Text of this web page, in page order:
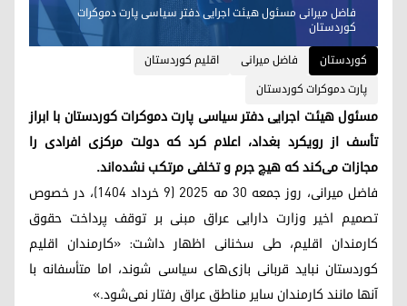
فاضل میرانی مسئول هیئت اجرایی دفتر سیاسی پارت دموکرات
کوردستان
کوردستان
فاضل میرانی
اقلیم کوردستان
پارت دموکرات کوردستان
مسئول هیئت اجرایی دفتر سیاسی پارت دموکرات کوردستان با ابراز
تأسف از رویکرد بغداد، اعلام کرد که دولت مرکزی افرادی را
مجازات می‌کند که هیچ جرم و تخلفی مرتکب نشده‌اند.
فاضل میرانی، روز جمعه ۳۰ مه ۲۰۲۵ (۹ خرداد ۱۴۰۴)، در خصوص
تصمیم اخیر وزارت دارایی عراق مبنی بر توقف پرداخت حقوق
کارمندان اقلیم، طی سخنانی اظهار داشت: «کارمندان اقلیم
کوردستان نباید قربانی بازی‌های سیاسی شوند، اما متأسفانه با
آنها مانند کارمندان سایر مناطق عراق رفتار نمی‌شود.»